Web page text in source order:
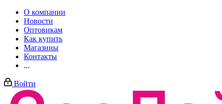
О компании
Новости
Оптовикам
Как купить
Магазины
Контакты
...
Войти